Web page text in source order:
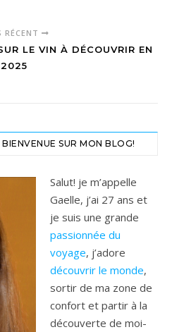
RÉCENT
LE VIN À DÉCOUVRIR EN
2025
SUR MON BLOG!
Salut! je m’appelle
Gaelle, j’ai 27 ans et
je suis une grande
passionnée du
voyage, j’adore
découvrir le monde,
sortir de ma zone de
confort et partir à la
découverte de moi-